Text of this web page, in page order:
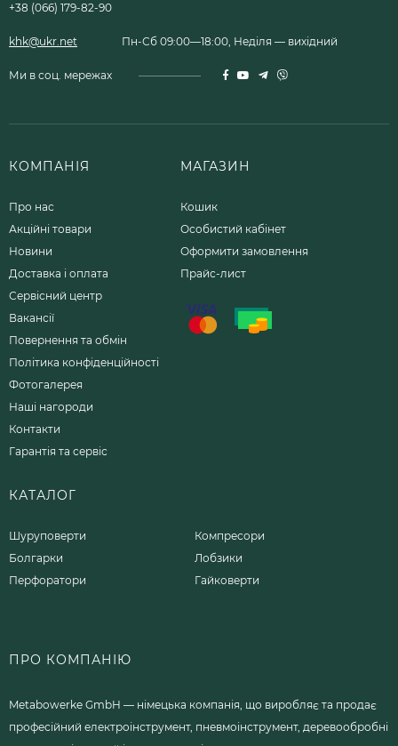
+38 (066) 179-82-90
khk@ukr.net Пн-Сб 09:00—18:00, Неділя — вихідний
Ми в соц. мережах
КОМПАНІЯ
Про нас
Акційні товари
Новини
Доставка і оплата
Сервісний центр
Вакансії
Повернення та обмін
Політика конфіденційності
Фотогалерея
Наші нагороди
Контакти
Гарантія та сервіс
МАГАЗИН
Кошик
Особистий кабінет
Оформити замовлення
Прайс-лист
КАТАЛОГ
Шуруповерти
Болгарки
Перфоратори
Компресори
Лобзики
Гайковерти
ПРО КОМПАНІЮ
Metabowerke GmbH — німецька компанія, що виробляє та продає
професійний електроінструмент, пневмоінструмент, деревообробні